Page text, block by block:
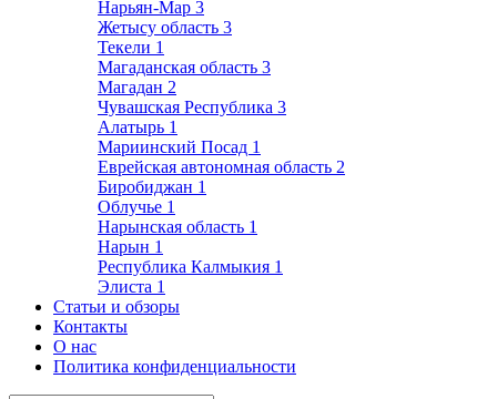
Нарьян-Мар 3
Жетысу область 3
Текели 1
Магаданская область 3
Магадан 2
Чувашская Республика 3
Алатырь 1
Мариинский Посад 1
Еврейская автономная область 2
Биробиджан 1
Облучье 1
Нарынская область 1
Нарын 1
Республика Калмыкия 1
Элиста 1
Статьи и обзоры
Контакты
О нас
Политика конфиденциальности